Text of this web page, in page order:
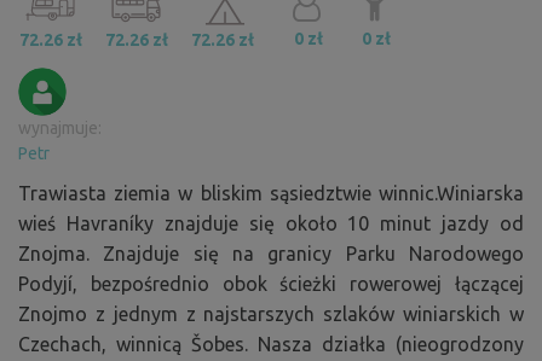
72.26 zł 72.26 zł 72.26 zł 0 zł 0 zł
wynajmuje:
Petr
Trawiasta ziemia w bliskim sąsiedztwie winnic.Winiarska
wieś Havraníky znajduje się około 10 minut jazdy od
Znojma. Znajduje się na granicy Parku Narodowego
Podyjí, bezpośrednio obok ścieżki rowerowej łączącej
Znojmo z jednym z najstarszych szlaków winiarskich w
Czechach, winnicą Šobes. Nasza działka (nieogrodzony